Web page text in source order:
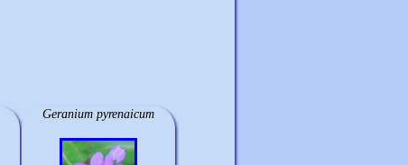
Geranium pyrenaicum